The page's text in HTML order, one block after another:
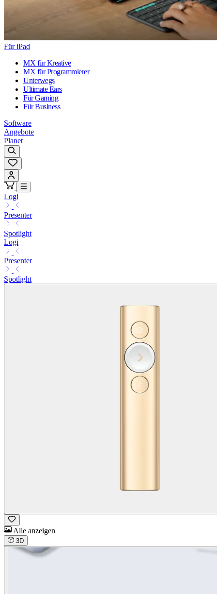
Für iPad
MX für Kreative
MX für Programmierer
Unterwegs
Ultimate Ears
Für Gaming
Für Business
Software
Angebote
Planet
Logi
Presenter
Spotlight
Logi
Presenter
Spotlight
Alle anzeigen
3D